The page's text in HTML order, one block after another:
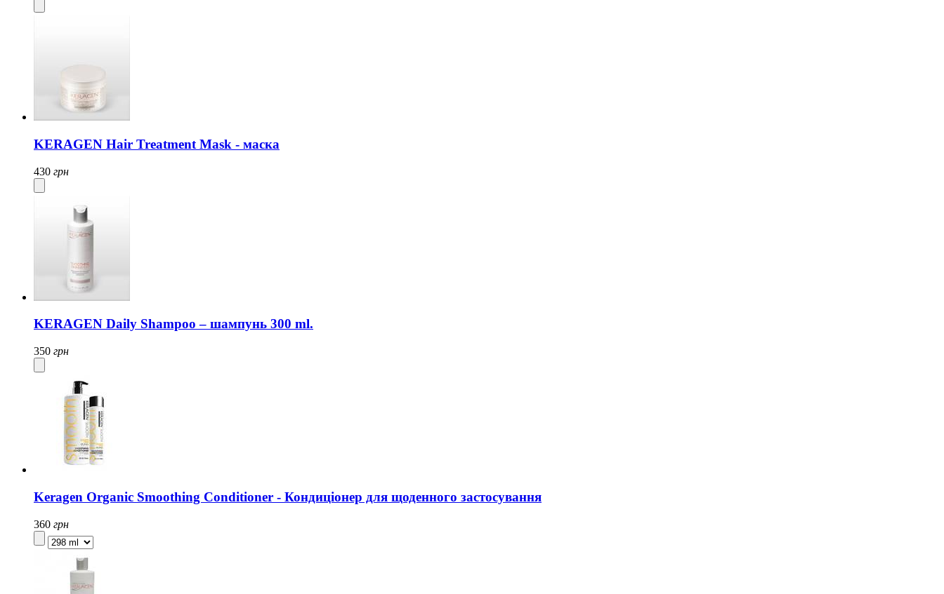
KERAGEN Hair Treatment Mask - маска
430 грн
KERAGEN Daily Shampoo – шампунь 300 ml.
350 грн
Keragen Organic Smoothing Conditioner - Кондиціонер для щоденного застосування
360 грн